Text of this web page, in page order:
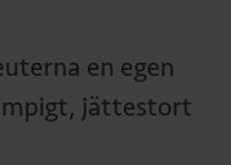
en egen
jättestort